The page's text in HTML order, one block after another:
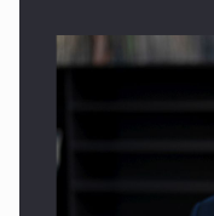
ROOTED IN ROMANIA,